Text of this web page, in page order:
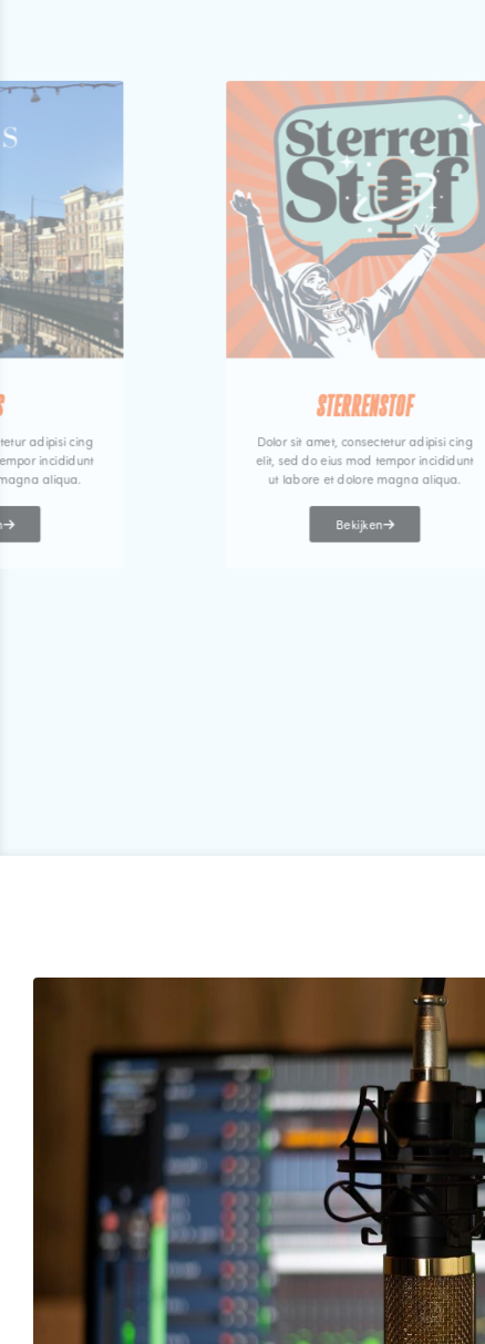
adipisi cing
incididunt
aliqua.
STERRENSTOF
Dolor sit amet, consectetur adipisi cing
elit, sed do eius mod tempor incididunt
ut labore et dolore magna aliqua.
Bekijken